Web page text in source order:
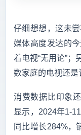
仔细想想，这未
媒体高度发达的
着电视“无用论”；
数家庭的电视还是
消费数据比印象
显示，2024年1-
同比增长284%，